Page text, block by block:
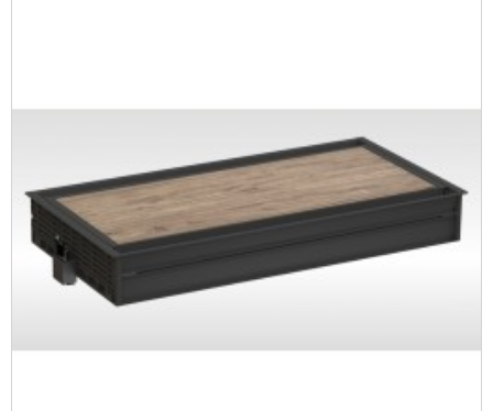
CONFERENCE
ELEVATOR
TWIST
TOP FRAME
CONFERENCE